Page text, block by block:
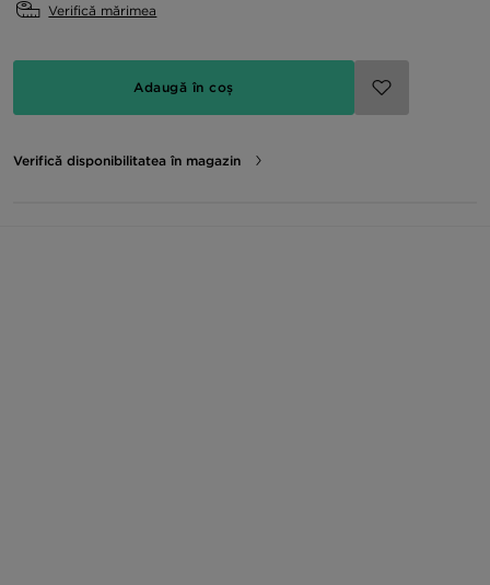
Verifică mărimea
Adaugă în coș
Verifică disponibilitatea în magazin